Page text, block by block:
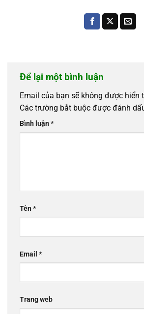
Để lại một bình luận
Email của bạn sẽ không được hiển
Các trường bắt buộc được đánh
Bình luận*
Tên*
Email *
Trang web